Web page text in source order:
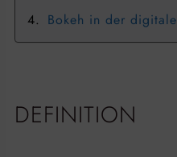
Bokeh in der
DEFINITION